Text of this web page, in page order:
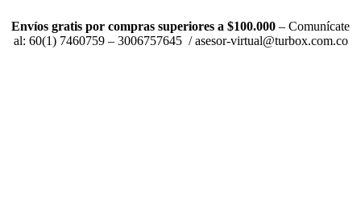
Envíos gratis por compras superiores a $100.000 – Comunícate
al: 60(1) 7460759 – 3006757645 / asesor-virtual@turbox.com.co